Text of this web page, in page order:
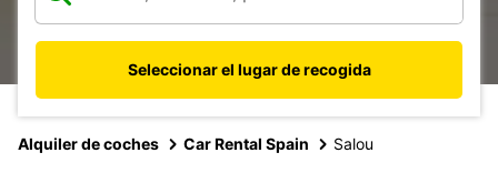
Seleccionar el lugar de recogida
Alquiler de coches Car Rental Spain Salou